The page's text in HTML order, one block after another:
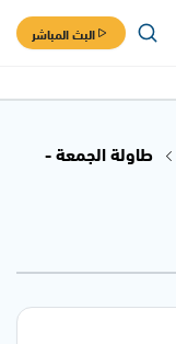
البث المباشر
طاولة الجمعة -